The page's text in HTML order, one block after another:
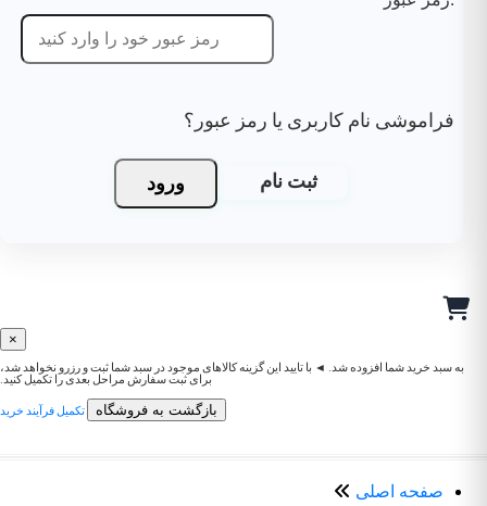
فراموشی نام کاربری یا رمز عبور؟
ورود ثبت نام
×
به سبد خرید شما افزوده شد. ◄ با تایید این گزینه کالاهای موجود در سبد شما ثبت و رزرو نخواهد شد،
برای ثبت سفارش مراحل بعدی را تکمیل کنید.
بازگشت به فروشگاه تکمیل فرآیند خرید
صفحه اصلی